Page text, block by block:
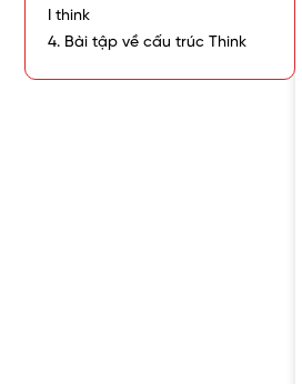
I think
4. Bài tập về cấu trúc Think